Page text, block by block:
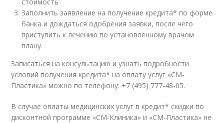
стоимость.
Заполнить заявление на получение кредита* по форме
банка и дождаться одобрения заявки, после чего
приступить к лечению по установленному врачом
плану.
Записаться на консультацию и узнать подробности
условий получения кредита* на оплату услуг «СМ-
Пластика» можно по телефону: +7 (495) 777-48-05.
В случае оплаты медицинских услуг в кредит* скидки по
дисконтной программе «СМ-Клиника» и «СМ-Пластика» не